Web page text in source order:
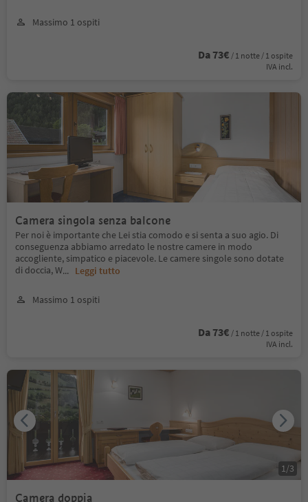
Massimo 1 ospiti
Da 73€ / 1 notte / 1 ospite
IVA incl.
Camera singola senza balcone
Per noi è importante che Lei stia comodo e si senta a suo agio. Di
conseguenza abbiamo arredato le nostre camere in modo
accogliente, simpatico e piacevole. Le camere singole sono dotate
di doccia, W... Leggi tutto
Massimo 1 ospiti
Da 73€ / 1 notte / 1 ospite
IVA incl.
Camera doppia
1 /3